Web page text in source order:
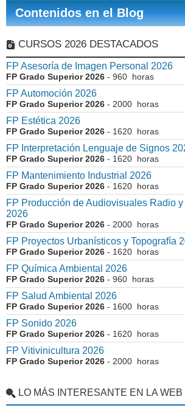
Contenidos en el Blog
CURSOS 2026 DESTACADOS
FP Asesoría de Imagen Personal 2026
FP Grado Superior 2026 - 960 horas
FP Automoción 2026
FP Grado Superior 2026 - 2000 horas
FP Estética 2026
FP Grado Superior 2026 - 1620 horas
FP Interpretación Lenguaje de Signos
FP Grado Superior 2026 - 1620 horas
FP Mantenimiento Industrial 2026
FP Grado Superior 2026 - 1620 horas
FP Producción de Audiovisuales Radio
2026
FP Grado Superior 2026 - 2000 horas
FP Proyectos Urbanísticos y Topografía
FP Grado Superior 2026 - 1620 horas
FP Química Ambiental 2026
FP Grado Superior 2026 - 960 horas
FP Salud Ambiental 2026
FP Grado Superior 2026 - 1600 horas
FP Sonido 2026
FP Grado Superior 2026 - 1620 horas
FP Vitivinicultura 2026
FP Grado Superior 2026 - 2000 horas
LO MÁS INTERESANTE EN LA WEB